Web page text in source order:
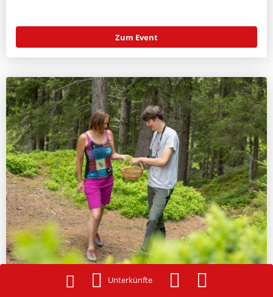
Zum Event
11.08.2026 10:00 Uhr
Unterkünfte